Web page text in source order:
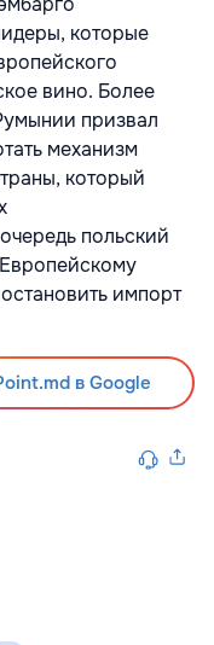
которые
вино. Более
призвал
механизм
который
польский
импорт
в Google